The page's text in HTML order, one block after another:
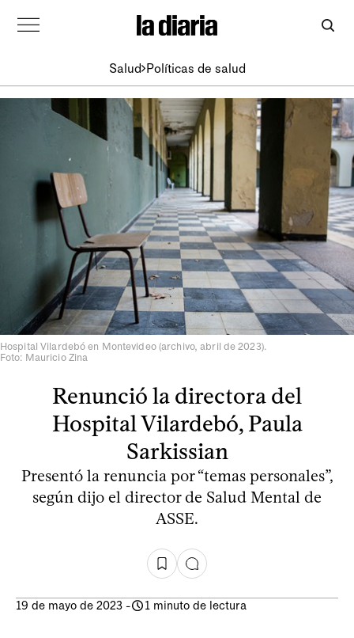
Salud Políticas de salud
Hospital Vilardebó en Montevideo (archivo, abril de 2023).
Foto: Mauricio Zina
Renunció la directora del
Hospital Vilardebó, Paula
Sarkissian
Presentó la renuncia por “temas personales”,
según dijo el director de Salud Mental de
ASSE.
19 de mayo de 2023 - 1 minuto de lectura